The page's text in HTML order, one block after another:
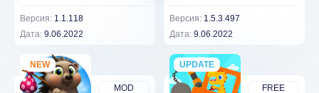
Версия: 1.1.118
Дата: 9.06.2022
Версия: 1.5.3.497
Дата: 9.06.2022
MOD
NEW
FREE
UPDATE
NEW